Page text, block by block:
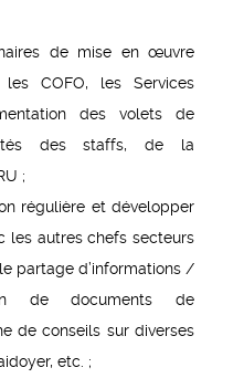
de mise en œuvre
les COFO, les Services
des volets de
des staffs, de la
;
régulière et développer
les autres chefs secteurs
partage d’informations /
de documents de
de conseils sur diverses
etc. ;